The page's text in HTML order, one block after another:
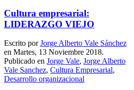
Cultura empresarial:
LIDERAZGO VIEJO
Escrito porJorge Alberto Vale Sánchez
en Martes, 13 Noviembre 2018.
Publicado en Jorge Vale, Jorge Alberto
Vale Sanchez, Cultura Empresarial,
Desarrollo organizacional